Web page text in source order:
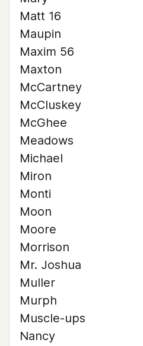
Matt 16
Maupin
Maxim 56
Maxton
McCartney
McCluskey
McGhee
Meadows
Michael
Miron
Monti
Moon
Moore
Morrison
Mr. Joshua
Muller
Murph
Muscle-ups
Nancy